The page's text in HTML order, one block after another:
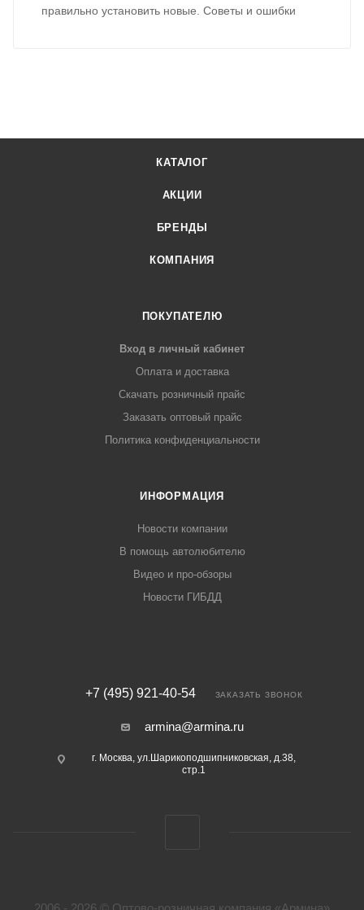
правильно установить новые. Советы и ошибки
КАТАЛОГ
АКЦИИ
БРЕНДЫ
КОМПАНИЯ
ПОКУПАТЕЛЮ
Вход в личный кабинет
Оплата и доставка
Скачать розничный прайс
Заказать оптовый прайс
Политика конфиденциальности
ИНФОРМАЦИЯ
Новости компании
В помощь автолюбителю
Видео и про-обзоры
Новости ГИБДД
+7 (495) 921-40-54 ЗАКАЗАТЬ ЗВОНОК
armina@armina.ru
г. Москва, ул.Шарикоподшипниковская, д.38,
стр.1